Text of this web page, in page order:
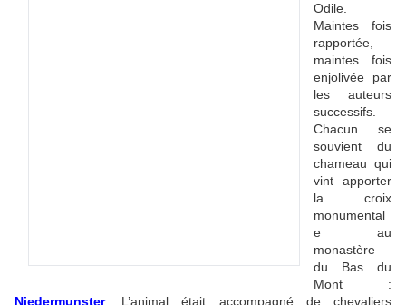
Odile.
Maintes fois
rapportée,
maintes fois
enjolivée par
les auteurs
successifs.
Chacun se
souvient du
chameau qui
vint apporter
la croix
monumental
e au
monastère
du Bas du
Mont :
Niedermunster. L’animal était accompagné de chevaliers